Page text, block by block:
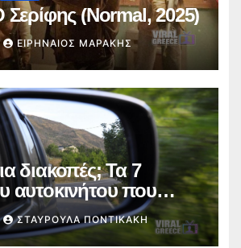
Σερίφης (Normal, 2025)
ΕΙΡΗΝΑΊΟΣ ΜΑΡΆΚΗΣ
διακοπές; Τα 7
αυτοκινήτου που
πριν από το
ΣΤΑΥΡΟΎΛΑ ΠΟΝΤΙΚΆΚΗ